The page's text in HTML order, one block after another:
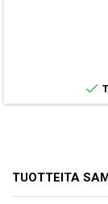

TUOTTEITA